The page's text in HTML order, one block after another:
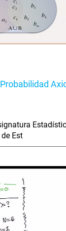
Est